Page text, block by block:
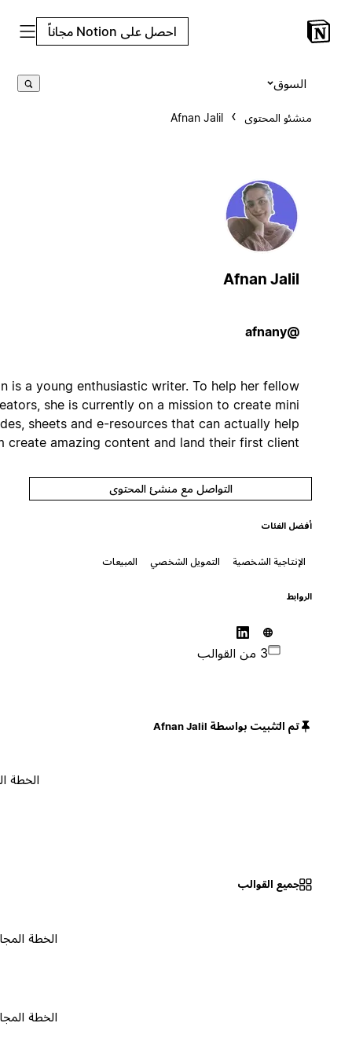
احصل على Notion مجاناً
منشئو المحتوى Afnan Jalil
Afnan Jalil
Afnan is a young enthusiastic writer. To help her fellow
creators, she is currently on a mission to create mini
guides, sheets and e-resources that can actually help
them create amazing content and land their first client.
التواصل مع منشئ المحتوى
أفضل الفئات
الإنتاجية الشخصية التمويل الشخصي المبيعات
تم التثبيت بواسطة Afnan Jalil
الخطة المجانية
جميع القوالب
الخطة المجانية ٠
الخطة المجانية ٠